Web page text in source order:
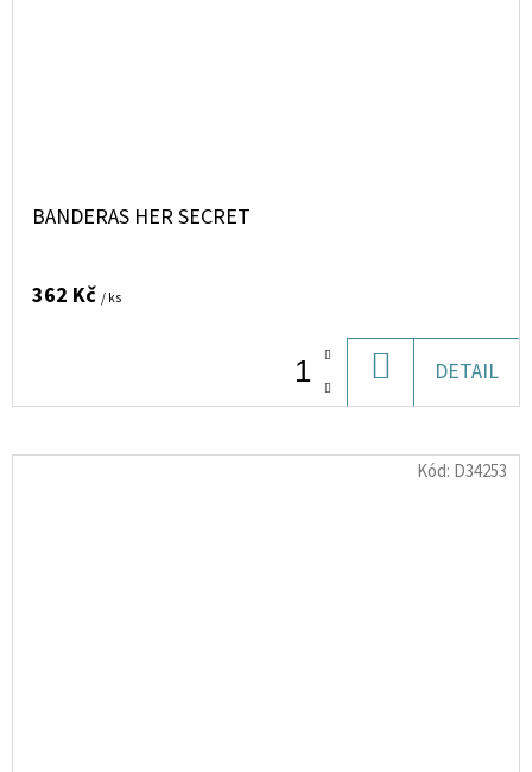
BANDERAS HER SECRET
362 Kč / ks
KOŠÍKU
DETAIL
Kód: D34253